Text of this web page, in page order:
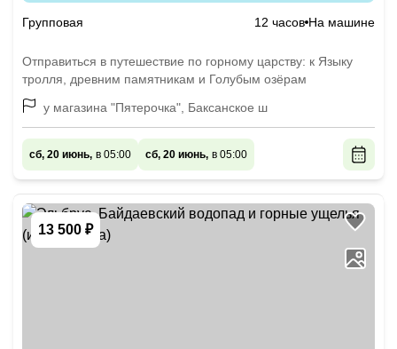
Групповая 12 часов На машине
Отправиться в путешествие по горному царству: к Языку
тролля, древним памятникам и Голубым озёрам
у магазина "Пятерочка", Баксанское ш
сб, 20 июнь, в 05:00 сб, 20 июнь, в 05:00
13 500 ₽